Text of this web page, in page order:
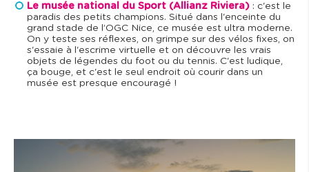
Le musée national du Sport (Allianz Riviera) : c'est le
paradis des petits champions. Situé dans l'enceinte du
grand stade de l’OGC Nice, ce musée est ultra moderne.
On y teste ses réflexes, on grimpe sur des vélos fixes, on
s'essaie à l'escrime virtuelle et on découvre les vrais
objets de légendes du foot ou du tennis. C'est ludique,
ça bouge, et c'est le seul endroit où courir dans un
musée est presque encouragé !